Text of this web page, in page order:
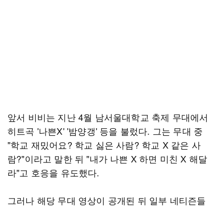
앞서 비비는 지난 4월 남서울대학교 축제 무대에서
히트곡 '나쁜X' '밤양갱' 등을 불렀다. 그는 무대 중
"학교 재밌어요? 학교 싫은 사람? 학교 X 같은 사
람?"이라고 말한 뒤 "내가 나쁜 X 하면 미친 X 해달
라"고 호응을 유도했다.
그러나 해당 무대 영상이 공개된 뒤 일부 네티즌들